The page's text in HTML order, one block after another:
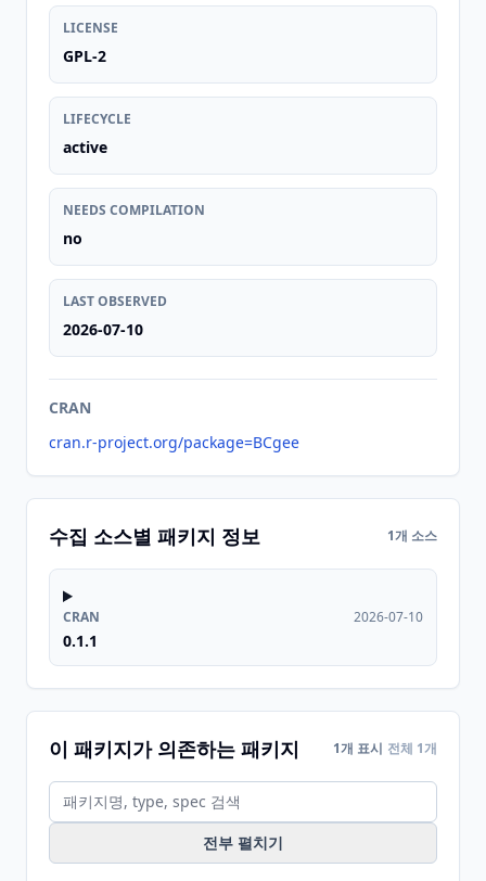
LICENSE
GPL-2
LIFECYCLE
active
NEEDS COMPILATION
no
LAST OBSERVED
2026-07-10
CRAN
cran.r-project.org/package=BCgee
수집 소스별 패키지 정보 1개 소스
CRAN
0.1.1
2026-07-10
이 패키지가 의존하는 패키지 1개 표시 전체 1개
전부 펼치기